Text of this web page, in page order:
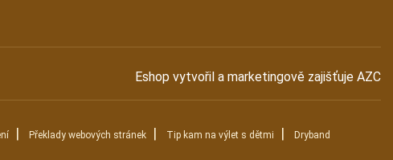
Eshop vytvořil a marketingově zajišťuje AZC
| Překlady webových stránek| Tip kam na výlet s dětmi | Dryband